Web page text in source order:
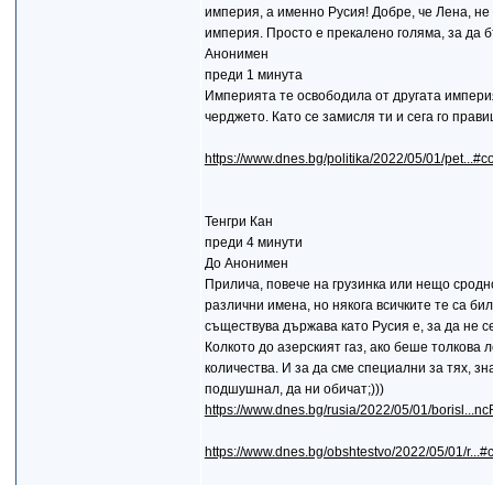
империя, а именно Русия! Добре, че Лена, не
империя. Просто е прекалено голяма, за да
Анонимен
преди 1 минута
Империята те освободила от другата
черджето. Като се замисля ти и сега го
https://www.dnes.bg/politika/2022/05/01/
Тенгри Кан
преди 4 минути
До Анонимен
Прилича, повече на грузинка или нещо
различни имена, но някога всичките те са
съществува държава като Русия е, за да не
Колкото до азерският газ, ако беше
количества. И за да сме специални за тях,
подшушнал, да ни обичат;)))
https://www.dnes.bg/rusia/2022/05/01/
https://www.dnes.bg/obshtestvo/2022/05/01/